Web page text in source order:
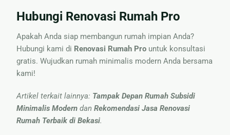
Hubungi Renovasi Rumah Pro
Apakah Anda siap membangun rumah impian Anda?
Hubungi kami di Renovasi Rumah Pro untuk konsultasi
gratis. Wujudkan rumah minimalis modern Anda bersama
kami!
Artikel terkait lainnya: Tampak Depan Rumah Subsidi
Minimalis Modern danRekomendasi Jasa Renovasi
Rumah Terbaik di Bekasi.